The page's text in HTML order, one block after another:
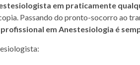
em praticamente
Passando do pronto-socorro ao
profissional em Anestesiologia é